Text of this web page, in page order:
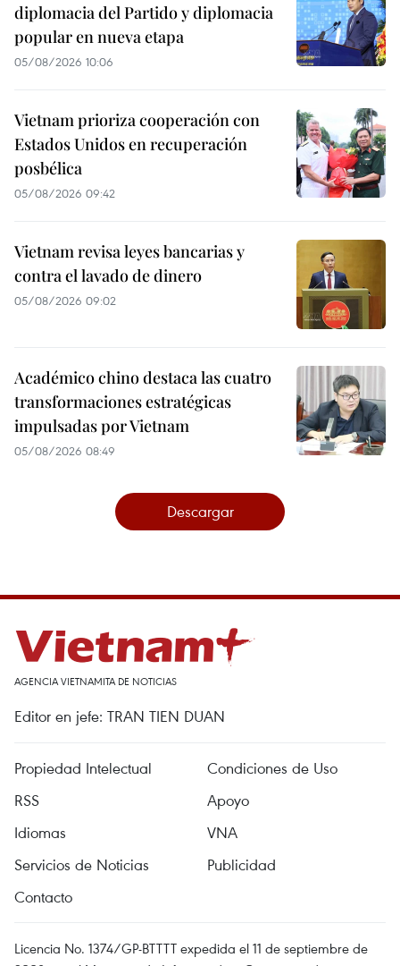
diplomacia del Partido y diplomacia
popular en nueva etapa
05/08/2026 10:06
Vietnam prioriza cooperación con
Estados Unidos en recuperación
posbélica
05/08/2026 09:42
Vietnam revisa leyes bancarias y
contra el lavado de dinero
05/08/2026 09:02
Académico chino destaca las cuatro
transformaciones estratégicas
impulsadas por Vietnam
05/08/2026 08:49
Descargar
AGENCIA VIETNAMITA DE NOTICIAS
Editor en jefe: TRAN TIEN DUAN
Propiedad Intelectual
Condiciones de Uso
RSS
Apoyo
Idiomas
VNA
Servicios de Noticias
Publicidad
Contacto
Licencia No. 1374/GP-BTTTT expedida el 11 de septiembre de